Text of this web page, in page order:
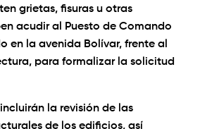
grietas, fisuras u otras
acudir al Puesto de Comando
en la avenida Bolívar, frente al
para formalizar la solicitud
la revisión de las
de los edificios, así